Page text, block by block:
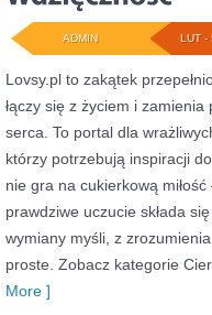
LUT -
ADMIN
Lovsy.pl to zakątek
łączy się z życiem i
serca. To portal dla
którzy potrzebują inspiracji
nie gra na cukierkową
prawdziwe uczucie składa
wymiany myśli, z
proste. Zobacz kategorie
More ]